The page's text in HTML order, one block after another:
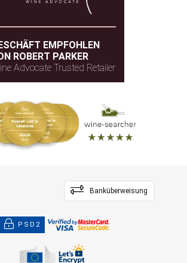
EMPFOHLEN
ROBERT PARKER
Advocate Trusted Retailer
Banküberweisung
PSD2